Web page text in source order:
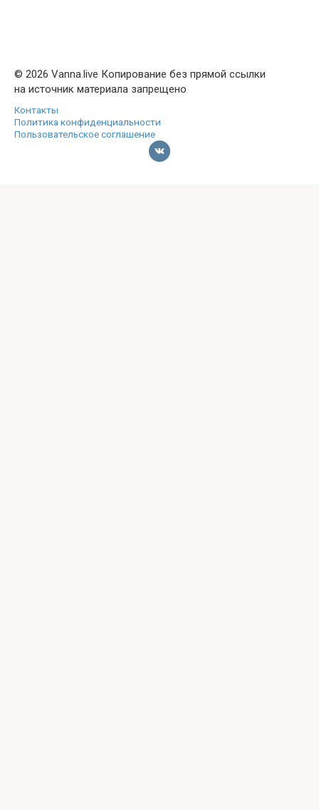
© 2026 Vanna.live Копирование без прямой ссылки
на источник материала запрещено
Контакты
Политика конфиденциальности
Пользовательское соглашение